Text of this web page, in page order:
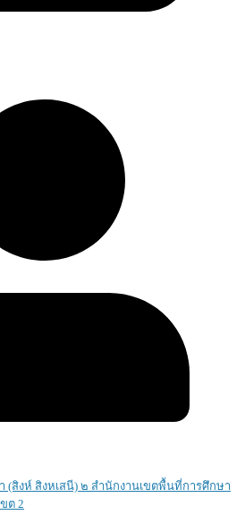
(สิงห์ สิงหเสนี) ๒ สํานักงานเขตพื้นที่การศึกษา
ต 2